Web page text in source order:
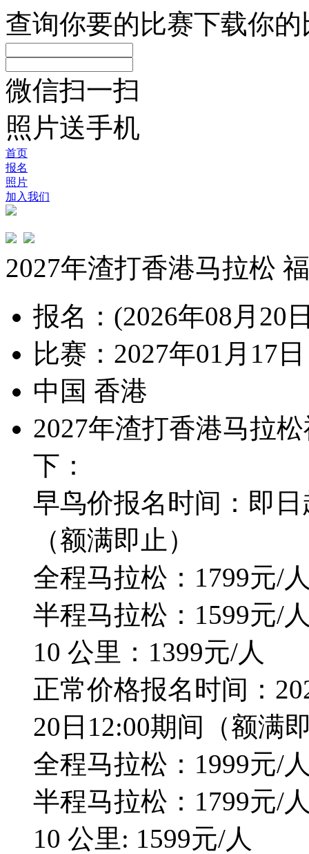
查询你要的比赛下载你
微信扫一扫
照片送手机
首页
报名
照片
加入我们
2027年渣打香港马拉松
报名：(2026年08月20
比赛：2027年01月17
中国 香港
2027年渣打香港马拉
下：
早鸟价报名时间：即日
（额满即止）
全程马拉松：1799元/
半程马拉松：1599元/
10 公里：1399元/人
正常价格报名时间：
20日12:00期间（额满
全程马拉松：1999元/
半程马拉松：1799元/
10 公里: 1599元/人